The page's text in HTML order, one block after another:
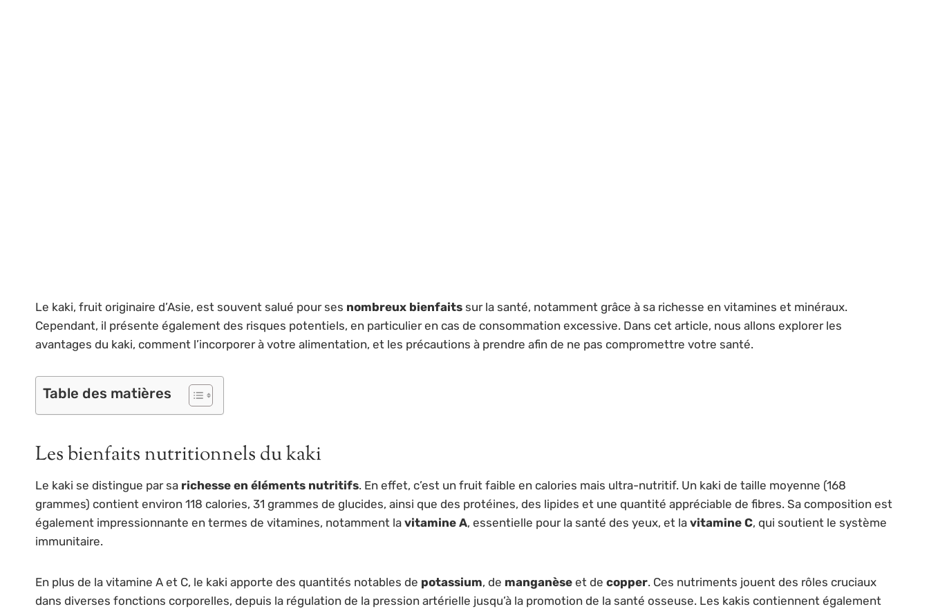
Le kaki, fruit originaire d’Asie, est souvent salué pour ses nombreux bienfaits sur la santé, notamment grâce à sa richesse en vitamines et minéraux.
Cependant, il présente également des risques potentiels, en particulier en cas de consommation excessive. Dans cet article, nous allons explorer les
avantages du kaki, comment l’incorporer à votre alimentation, et les précautions à prendre afin de ne pas compromettre votre santé.
Table des matières
Les bienfaits nutritionnels du kaki
Le kaki se distingue par sa richesse en éléments nutritifs. En effet, c’est un fruit faible en calories mais ultra-nutritif. Un kaki de taille moyenne (168
grammes) contient environ 118 calories, 31 grammes de glucides, ainsi que des protéines, des lipides et une quantité appréciable de fibres. Sa composition est
également impressionnante en termes de vitamines, notamment la vitamine A, essentielle pour la santé des yeux, et la vitamine C, qui soutient le système
immunitaire.
En plus de la vitamine A et C, le kaki apporte des quantités notables de potassium, de manganèse et de copper. Ces nutriments jouent des rôles cruciaux
dans diverses fonctions corporelles, depuis la régulation de la pression artérielle jusqu’à la promotion de la santé osseuse. Les kakis contiennent également